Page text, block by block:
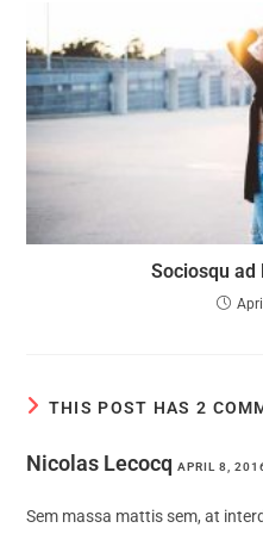
Sociosqu
THIS POST HAS 2
Nicolas Lecocq APRIL 8,
Sem massa mattis sem, at